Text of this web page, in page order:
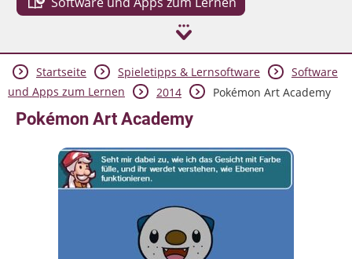
Die Jüngsten im Netz
Lexikon
Aktuelles
Startseite Spieletipps & Lernsoftware
Software
und Apps zum Lernen
2014 Pokémon Art Academy
Pokémon Art Academy